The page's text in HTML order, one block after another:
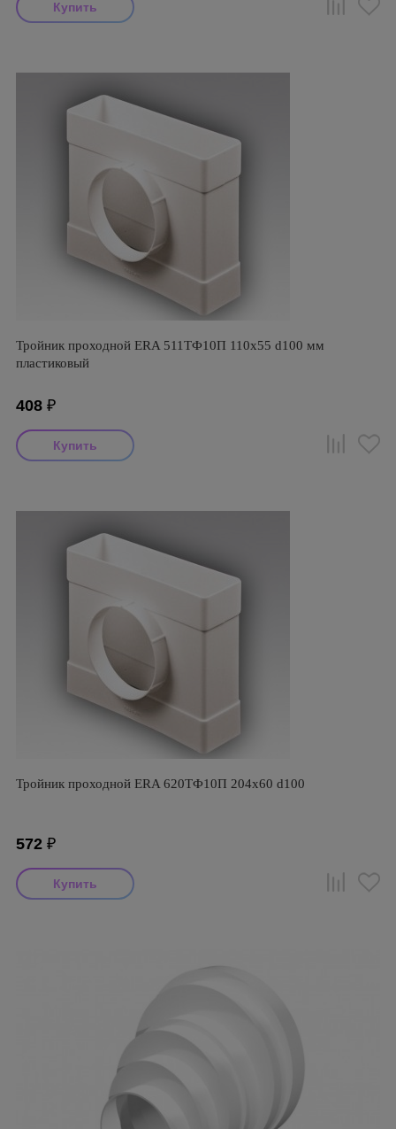
Тройник проходной ERA 511ТФ10П 110х55 d100 мм
пластиковый
408 ₽
Тройник проходной ERA 620ТФ10П 204х60 d100
572 ₽